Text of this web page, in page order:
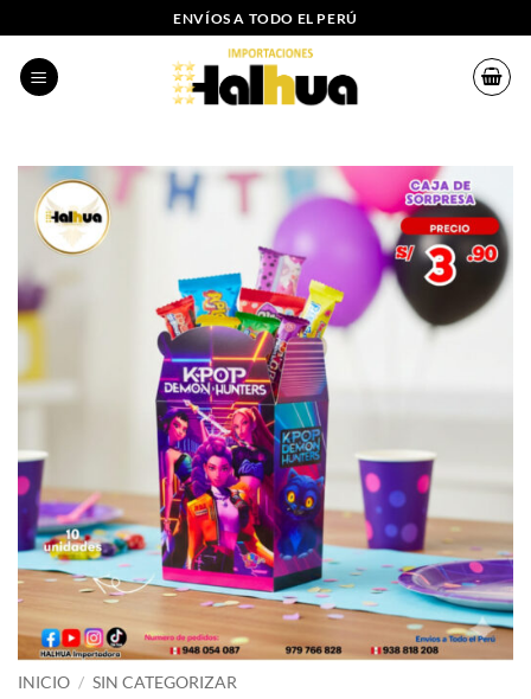
al
contenido
ENVÍOS A TODO EL PERÚ
INICIO / SIN CATEGORIZAR